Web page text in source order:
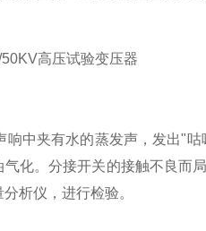
夹有水的蒸发声，发出"咕
气化。分接开关的接触不良而
析仪，进行检验。